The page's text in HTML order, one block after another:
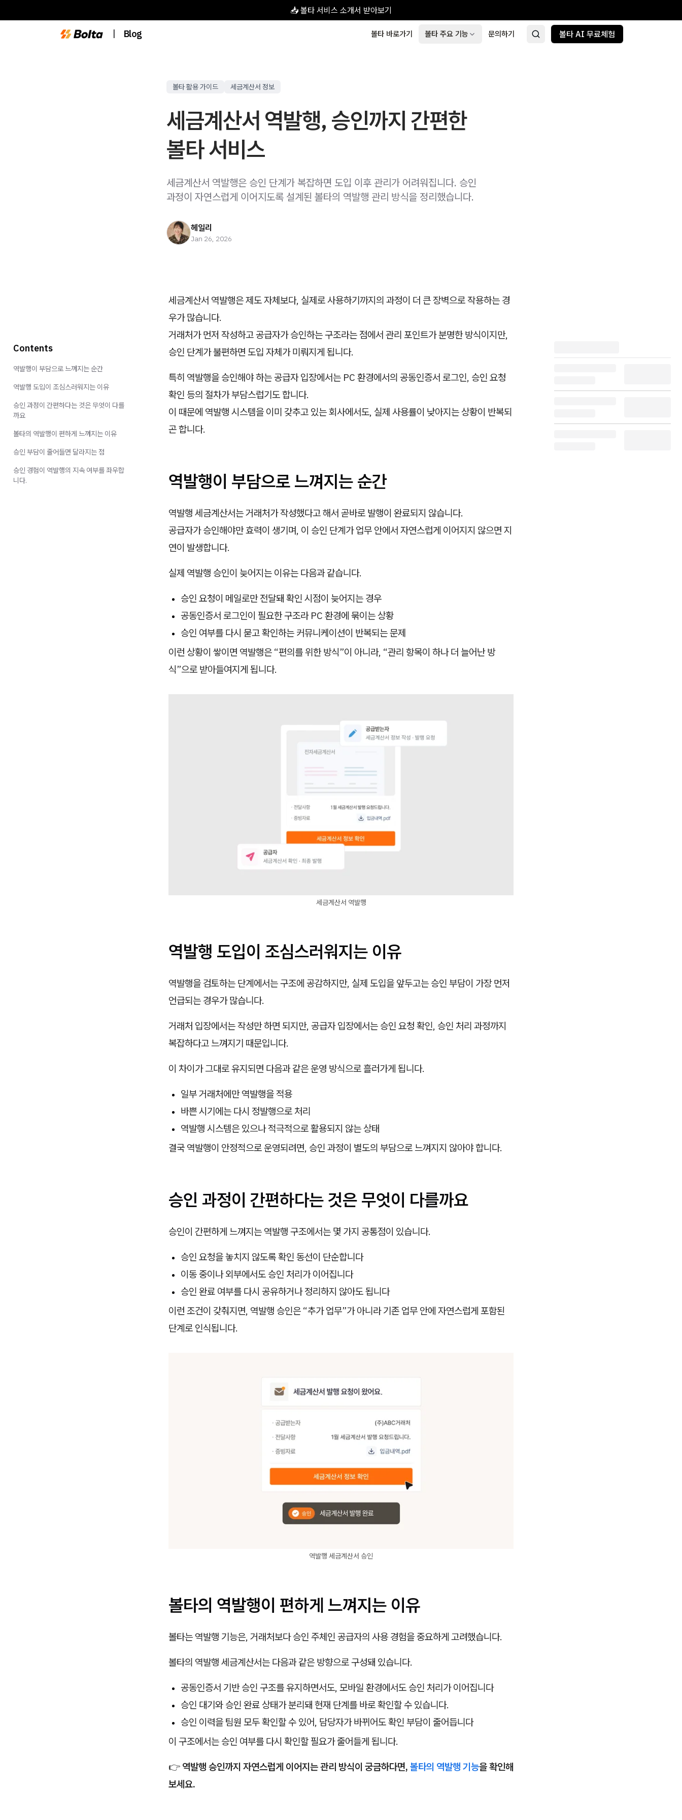
📥 볼타 서비스 소개서 받아보기
| Blog 볼타 바로가기 볼타 주요 기능 문의하기 볼타 AI 무료체험
볼타 활용 가이드 세금계산서 정보
세금계산서 역발행, 승인까지 간편한
볼타 서비스
세금계산서 역발행은 승인 단계가 복잡하면 도입 이후 관리가 어려워집니다. 승인
과정이 자연스럽게 이어지도록 설계된 볼타의 역발행 관리 방식을 정리했습니다.
헤일리
Jan 26, 2026
세금계산서 역발행은 제도 자체보다, 실제로 사용하기까지의 과정이 더 큰 장벽으로 작용하는 경
우가 많습니다.
거래처가 먼저 작성하고 공급자가 승인하는 구조라는 점에서 관리 포인트가 분명한 방식이지만,
승인 단계가 불편하면 도입 자체가 미뤄지게 됩니다.
특히 역발행을 승인해야 하는 공급자 입장에서는 PC 환경에서의 공동인증서 로그인, 승인 요청
확인 등의 절차가 부담스럽기도 합니다.
이 때문에 역발행 시스템을 이미 갖추고 있는 회사에서도, 실제 사용률이 낮아지는 상황이 반복되
곤 합니다.
역발행이 부담으로 느껴지는 순간
역발행 세금계산서는 거래처가 작성했다고 해서 곧바로 발행이 완료되지 않습니다.
공급자가 승인해야만 효력이 생기며, 이 승인 단계가 업무 안에서 자연스럽게 이어지지 않으면 지
연이 발생합니다.
실제 역발행 승인이 늦어지는 이유는 다음과 같습니다.
승인 요청이 메일로만 전달돼 확인 시점이 늦어지는 경우
공동인증서 로그인이 필요한 구조라 PC 환경에 묶이는 상황
승인 여부를 다시 묻고 확인하는 커뮤니케이션이 반복되는 문제
이런 상황이 쌓이면 역발행은 “편의를 위한 방식”이 아니라, “관리 항목이 하나 더 늘어난 방
식”으로 받아들여지게 됩니다.
세금계산서 역발행
역발행 도입이 조심스러워지는 이유
역발행을 검토하는 단계에서는 구조에 공감하지만, 실제 도입을 앞두고는 승인 부담이 가장 먼저
언급되는 경우가 많습니다.
거래처 입장에서는 작성만 하면 되지만, 공급자 입장에서는 승인 요청 확인, 승인 처리 과정까지
복잡하다고 느껴지기 때문입니다.
이 차이가 그대로 유지되면 다음과 같은 운영 방식으로 흘러가게 됩니다.
일부 거래처에만 역발행을 적용
바쁜 시기에는 다시 정발행으로 처리
역발행 시스템은 있으나 적극적으로 활용되지 않는 상태
결국 역발행이 안정적으로 운영되려면, 승인 과정이 별도의 부담으로 느껴지지 않아야 합니다.
승인 과정이 간편하다는 것은 무엇이 다를까요
승인이 간편하게 느껴지는 역발행 구조에서는 몇 가지 공통점이 있습니다.
승인 요청을 놓치지 않도록 확인 동선이 단순합니다
이동 중이나 외부에서도 승인 처리가 이어집니다
승인 완료 여부를 다시 공유하거나 정리하지 않아도 됩니다
이런 조건이 갖춰지면, 역발행 승인은 “추가 업무”가 아니라 기존 업무 안에 자연스럽게 포함된
단계로 인식됩니다.
역발행 세금계산서 승인
볼타의 역발행이 편하게 느껴지는 이유
볼타는 역발행 기능은, 거래처보다 승인 주체인 공급자의 사용 경험을 중요하게 고려했습니다.
볼타의 역발행 세금계산서는 다음과 같은 방향으로 구성돼 있습니다.
공동인증서 기반 승인 구조를 유지하면서도, 모바일 환경에서도 승인 처리가 이어집니다
승인 대기와 승인 완료 상태가 분리돼 현재 단계를 바로 확인할 수 있습니다.
승인 이력을 팀원 모두 확인할 수 있어, 담당자가 바뀌어도 확인 부담이 줄어듭니다
이 구조에서는 승인 여부를 다시 확인할 필요가 줄어들게 됩니다.
👉 역발행 승인까지 자연스럽게 이어지는 관리 방식이 궁금하다면, 볼타의 역발행 기능을 확인해
보세요.
Contents
역발행이 부담으로 느껴지는 순간
역발행 도입이 조심스러워지는 이유
승인 과정이 간편하다는 것은 무엇이 다를
까요
볼타의 역발행이 편하게 느껴지는 이유
승인 부담이 줄어들면 달라지는 점
승인 경험이 역발행의 지속 여부를 좌우합
니다.